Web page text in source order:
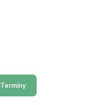
Termíny